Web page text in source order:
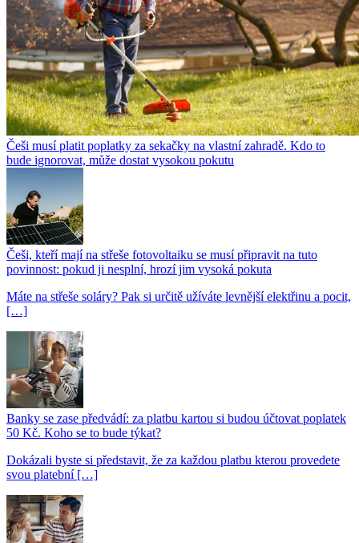
Češi musí platit poplatky za sekačky na vlastní zahradě. Kdo to
bude ignorovat, může dostat vysokou pokutu
Češi, kteří mají na střeše fotovoltaiku se musí připravit na tuto
povinnost: pokud ji nesplní, hrozí jim vysoká pokuta
Máte na střeše soláry? Pak si určitě užíváte levnější elektřinu a pocit,
[…]
Banky se zase předvádí: za platbu kartou si budou účtovat poplatek
50 Kč. Koho se to bude týkat?
Dokázali byste si představit, že za každou platbu kterou provedete
svou platební […]